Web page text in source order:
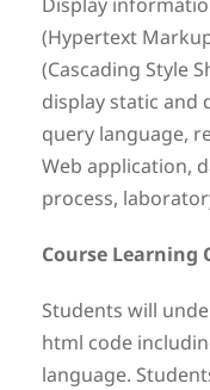
Display
(Hypertext
(Cascading Style
display static and
query language,
Web application,
process,
Course Learning
Students will
html code
language.